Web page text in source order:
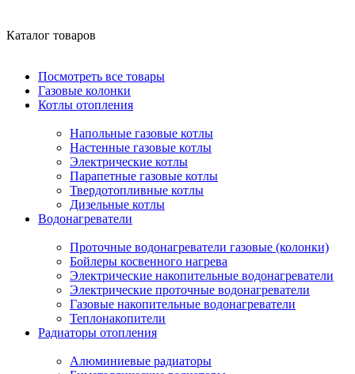
Каталог товаров
Посмотреть все товары
Газовые колонки
Котлы отопления
Напольные газовые котлы
Настенные газовые котлы
Электрические котлы
Парапетные газовые котлы
Твердотопливные котлы
Дизельные котлы
Водонагреватели
Проточные водонагреватели газовые (колонки)
Бойлеры косвенного нагрева
Электрические накопительные водонагреватели
Электрические проточные водонагреватели
Газовые накопительные водонагреватели
Теплонакопители
Радиаторы отопления
Алюминиевые радиаторы